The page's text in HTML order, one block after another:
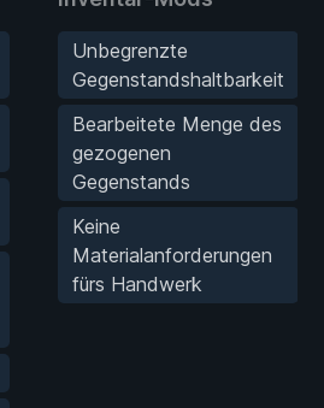
Unbegrenzte
Gegenstandshaltbarkeit
Bearbeitete Menge des
gezogenen
Gegenstands
Keine
Materialanforderungen
fürs Handwerk